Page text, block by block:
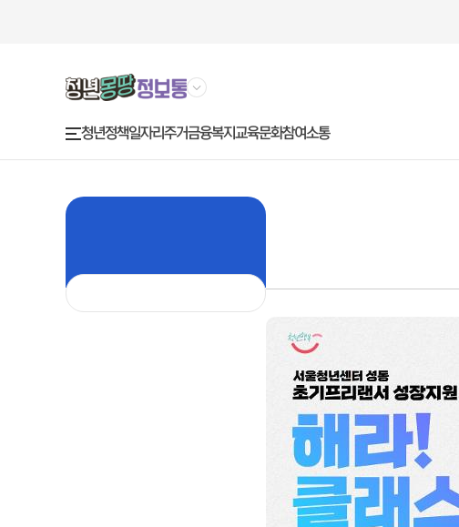
주
요
청년정책일자리주거금융복지교육문화참여소통